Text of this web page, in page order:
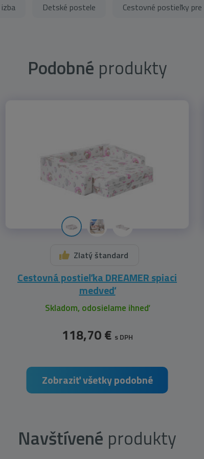
Detské postele Cestovné postieľky
Podobné produkty
Zlatý štandard
Cestovná postieľka DREAMER spiaci
medveď
Skladom, odosielame ihneď
118,70 € s DPH
Zobraziť všetky podobné
Navštívené produkty